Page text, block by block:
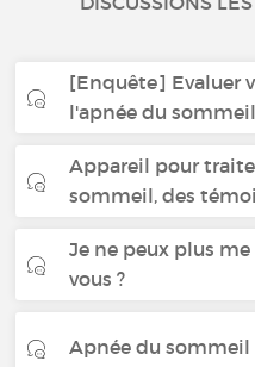
[Enquête] Evaluer
l'apnée du sommeil
Appareil pour
sommeil, des
Je ne peux plus me
vous ?
Apnée du sommeil